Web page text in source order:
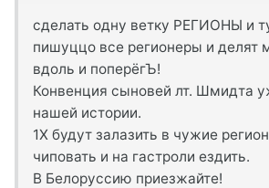
сделать одну ветку РЕГИОНЫ и
пишуццо все регионеры и делят
вдоль и поперёгЪ!
Конвенция сыновей лт. Шмидта
нашей истории.
1Х будут залазить в чужие
чиповать и на гастроли ездить.
В Белоруссию приезжайте!